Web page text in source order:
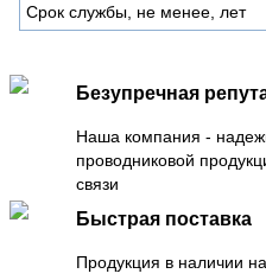
Срок службы, не менее, лет
Безупречная
Наша компания -
проводниковой
связи
Быстрая поставка
Продукция в наличии